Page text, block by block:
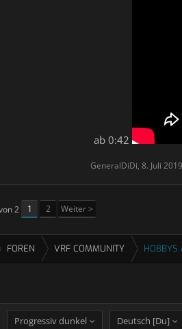
ab 0:42
GeneralDiDi, 8. Juli 2019
2 1 2 Weiter >
FOREN VRF COMMUNITY HOBBYS
Progressiv dunkel Deutsch [Du]